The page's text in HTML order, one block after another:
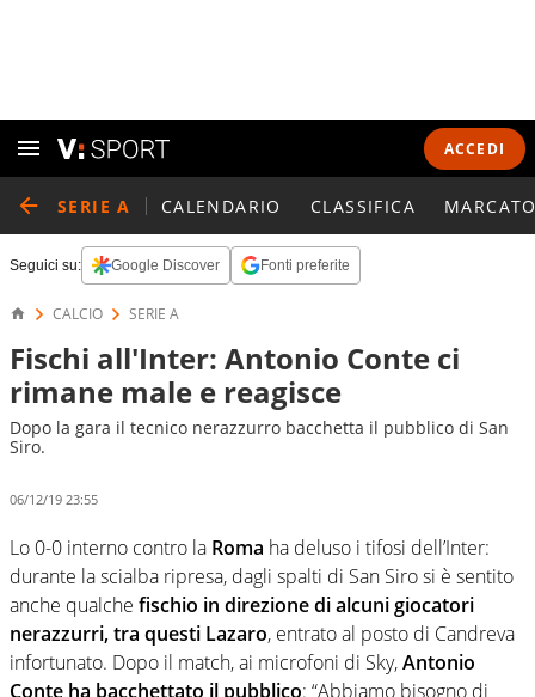
ACCEDI
SERIE A CALENDARIO CLASSIFICA
Seguici su: Google Discover Fonti preferite
CALCIO SERIE A
Fischi all'Inter: Antonio Conte ci
rimane male e reagisce
Dopo la gara il tecnico nerazzurro bacchetta il pubblico di San
Siro.
06/12/19 23:55
Lo 0-0 interno contro la Roma ha deluso i tifosi dell’Inter:
durante la scialba ripresa, dagli spalti di San Siro si è sentito
anche qualche fischio in direzione di alcuni giocatori
nerazzurri, tra questi Lazaro, entrato al posto di Candreva
infortunato. Dopo il match, ai microfoni di Sky,Antonio
Conte ha bacchettato il pubblico: “Abbiamo bisogno di